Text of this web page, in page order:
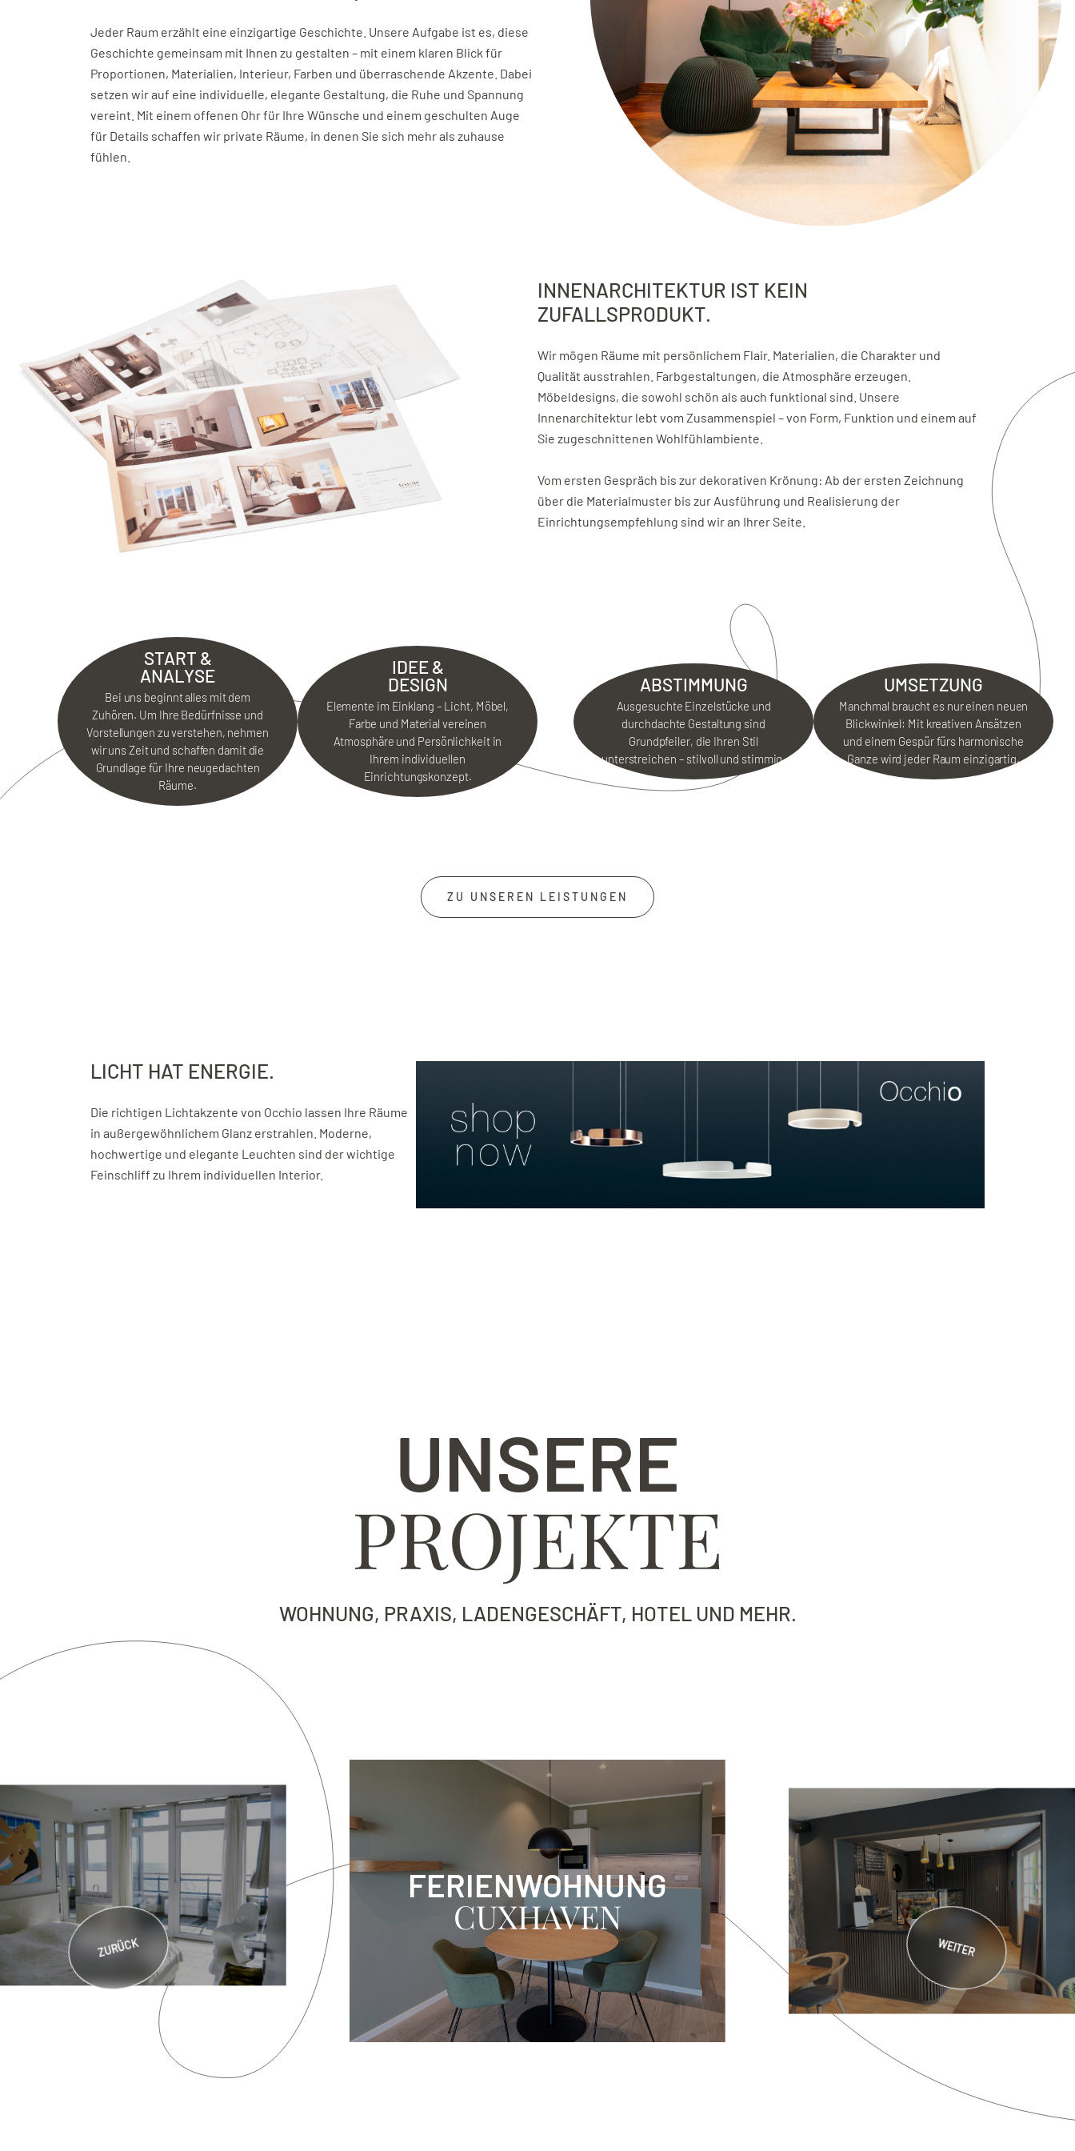
Jeder Raum erzählt eine einzigartige Geschichte. Unsere Aufgabe ist es, diese
Geschichte gemeinsam mit Ihnen zu gestalten – mit einem klaren Blick für
Proportionen, Materialien, Interieur, Farben und überraschende Akzente. Dabei
setzen wir auf eine individuelle, elegante Gestaltung, die Ruhe und Spannung
vereint. Mit einem offenen Ohr für Ihre Wünsche und einem geschulten Auge
für Details schaffen wir private Räume, in denen Sie sich mehr als zuhause
fühlen.
INNENARCHITEKTUR IST KEIN
ZUFALLSPRODUKT.
Wir mögen Räume mit persönlichem Flair. Materialien, die Charakter und
Qualität ausstrahlen. Farbgestaltungen, die Atmosphäre erzeugen.
Möbeldesigns, die sowohl schön als auch funktional sind. Unsere
Innenarchitektur lebt vom Zusammenspiel – von Form, Funktion und einem auf
Sie zugeschnittenen Wohlfühlambiente.
Vom ersten Gespräch bis zur dekorativen Krönung: Ab der ersten Zeichnung
über die Materialmuster bis zur Ausführung und Realisierung der
Einrichtungsempfehlung sind wir an Ihrer Seite.
START &
ANALYSE
Bei uns beginnt alles mit dem
Zuhören. Um Ihre Bedürfnisse und
Vorstellungen zu verstehen, nehmen
wir uns Zeit und schaffen damit die
Grundlage für Ihre neugedachten
Räume.
IDEE &
DESIGN
Elemente im Einklang – Licht, Möbel,
Farbe und Material vereinen
Atmosphäre und Persönlichkeit in
Ihrem individuellen
Einrichtungskonzept.
ABSTIMMUNG
Ausgesuchte Einzelstücke und
durchdachte Gestaltung sind
Grundpfeiler, die Ihren Stil
unterstreichen – stilvoll und stimmig.
UMSETZUNG
Manchmal braucht es nur einen neuen
Blickwinkel: Mit kreativen Ansätzen
und einem Gespür fürs harmonische
Ganze wird jeder Raum einzigartig.
ZU UNSEREN LEISTUNGEN
LICHT HAT ENERGIE.
Die richtigen Lichtakzente von Occhio lassen Ihre Räume
in außergewöhnlichem Glanz erstrahlen. Moderne,
hochwertige und elegante Leuchten sind der wichtige
Feinschliff zu Ihrem individuellen Interior.
UNSERE
PROJEKTE
WOHNUNG, PRAXIS, LADENGESCHÄFT, HOTEL UND MEHR.
FERIENWOHNUNG
CUXHAVEN
ZURÜCK WEITER